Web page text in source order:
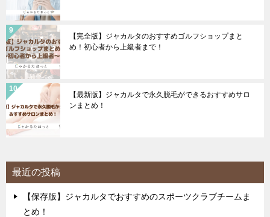
【完全版】ジャカルタのおすすめゴルフショップまと
め！初心者から上級者まで！
【最新版】ジャカルタで永久脱毛ができるおすすめサロ
ンまとめ！
最近の投稿
【保存版】ジャカルタでおすすめのスポーツクラブチームま
とめ！